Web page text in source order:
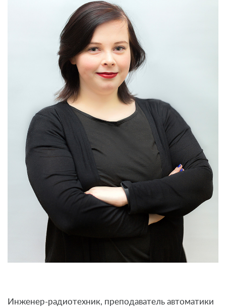
Инженер-радиотехник, преподаватель автоматики